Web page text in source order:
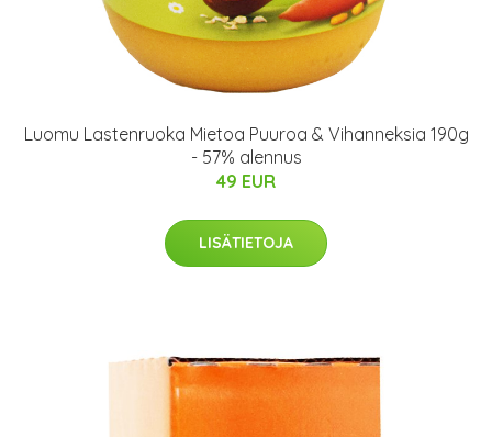
Luomu Lastenruoka Mietoa Puuroa & Vihanneksia 190g
- 57% alennus
49 EUR
LISÄTIETOJA